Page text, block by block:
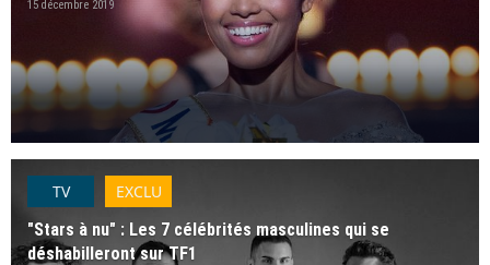
15 décembre 2019
TV
EXCLU
"Stars à nu" : Les 7 célébrités masculines qui se
déshabilleront sur TF1